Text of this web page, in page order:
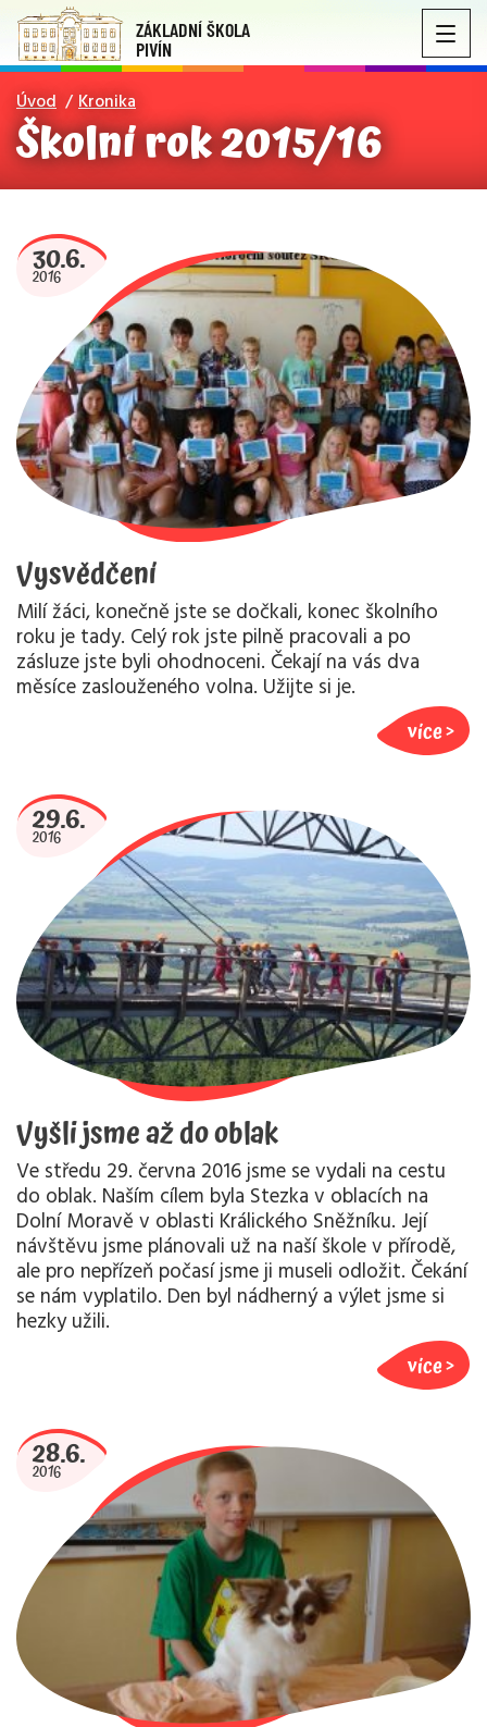
ZÁKLADNÍ ŠKOLA
PIVÍN
Úvod Kronika
Školní rok 2015/16
30.6.
2016
Vysvědčení
Milí žáci, konečně jste se dočkali, konec školního
roku je tady. Celý rok jste pilně pracovali a po
zásluze jste byli ohodnoceni. Čekají na vás dva
měsíce zaslouženého volna. Užijte si je.
více
29.6.
2016
Vyšli jsme až do oblak
Ve středu 29. června 2016 jsme se vydali na cestu
do oblak. Naším cílem byla Stezka v oblacích na
Dolní Moravě v oblasti Králického Sněžníku. Její
návštěvu jsme plánovali už na naší škole v přírodě,
ale pro nepřízeň počasí jsme ji museli odložit. Čekání
se nám vyplatilo. Den byl nádherný a výlet jsme si
hezky užili.
více
28.6.
2016